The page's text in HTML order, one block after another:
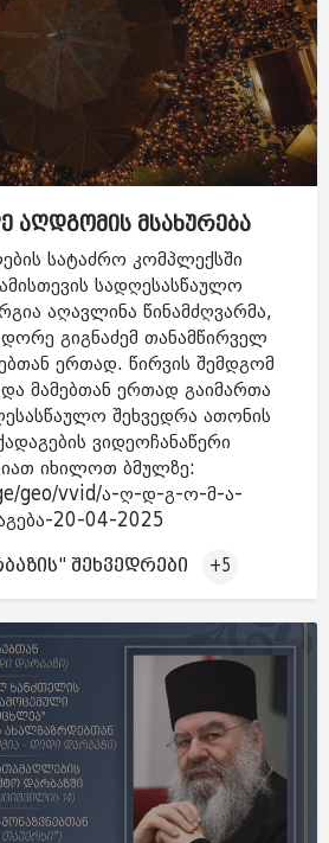
აღდგომის მსახურება
სატაძრო კომპლექსში
სადღესასწაულო
აღავლინა წინამძღვარმა,
გიგნაძემ თანამწირველ
ერთად. წირვის შემდგომ
მამებთან ერთად გაიმართა
შეხვედრა ათონის
ვიდეოჩანაწერი
იხილოთ ბმულზე:
geo/vvid/ა-ღ-დ-გ-ო-მ-ა-
20-04-2025
შეხვედრები +5